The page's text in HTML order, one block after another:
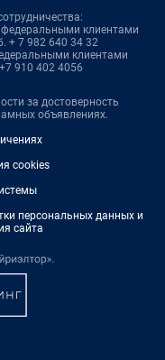
клиентами
+ 7 982 640 34 32
клиентами
910 402 4056
за достоверность
объявлениях.
cookies
персональных данных и
сайта